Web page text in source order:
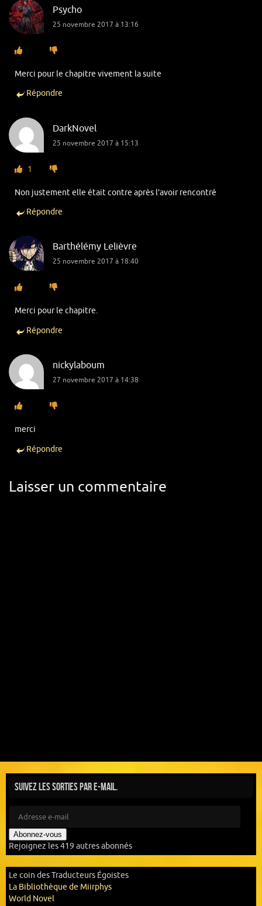
Psycho
25 novembre 2017 à 13:16
Merci pour le chapitre vivement la suite
Répondre
DarkNovel
25 novembre 2017 à 15:13
1
Non justement elle était contre après l’avoir rencontré
Répondre
Barthélémy Lelièvre
25 novembre 2017 à 18:40
Merci pour le chapitre.
Répondre
nickylaboum
27 novembre 2017 à 14:38
merci
Répondre
Laisser un commentaire
Suivez les sorties par e-mail.
Abonnez-vous
Rejoignez les 419 autres abonnés
Le coin des Traducteurs Égoistes
La Bibliothèque de Miirphys
World Novel